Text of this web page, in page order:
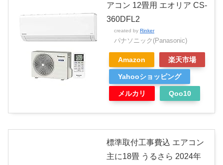
アコン 12畳用 エオリア CS-
360DFL2
created by Rinker
パナソニック(Panasonic)
Amazon 楽天市場
Yahooショッピング
メルカリ Qoo10
標準取付工事費込 エアコン
主に18畳 うるさら 2024年